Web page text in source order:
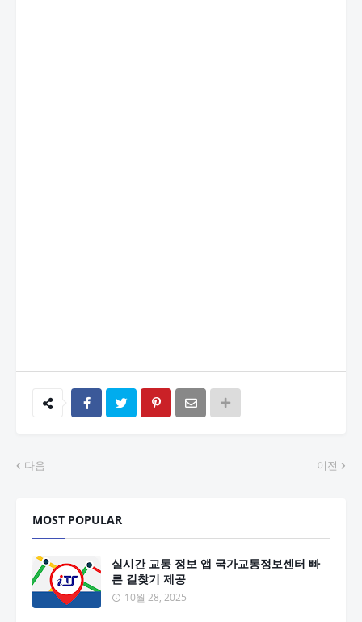
다음 이전
MOST POPULAR
실시간 교통 정보 앱 국가교통정보센터 빠
른 길찾기 제공
10월 28, 2025